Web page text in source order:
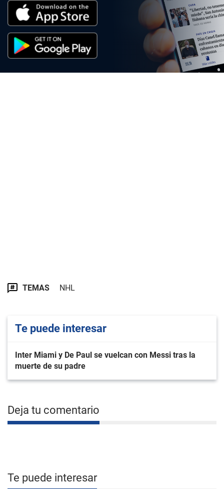
TEMAS NHL
Te puede interesar
Inter Miami y De Paul se vuelcan con Messi tras la
muerte de su padre
Deja tu comentario
Te puede interesar